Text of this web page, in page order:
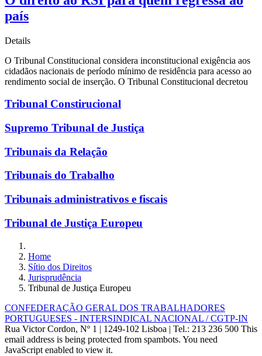
país
Details
O Tribunal Constitucional considera inconstitucional exigência aos
cidadãos nacionais de período mínimo de residência para acesso ao
rendimento social de inserção. O Tribunal Constitucional decretou
Tribunal Constirucional
Supremo Tribunal de Justiça
Tribunais da Relação
Tribunais do Trabalho
Tribunais administrativos e fiscais
Tribunal de Justiça Europeu
Home
Sítio dos Direitos
Jurisprudência
Tribunal de Justiça Europeu
CONFEDERAÇÃO GERAL DOS TRABALHADORES
PORTUGUESES - INTERSINDICAL NACIONAL / CGTP-IN
Rua Victor Cordon, Nº 1 | 1249-102 Lisboa | Tel.: 213 236 500 This
email address is being protected from spambots. You need
JavaScript enabled to view it.